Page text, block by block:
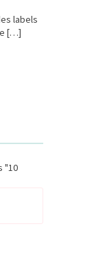
labels
[…]
"10